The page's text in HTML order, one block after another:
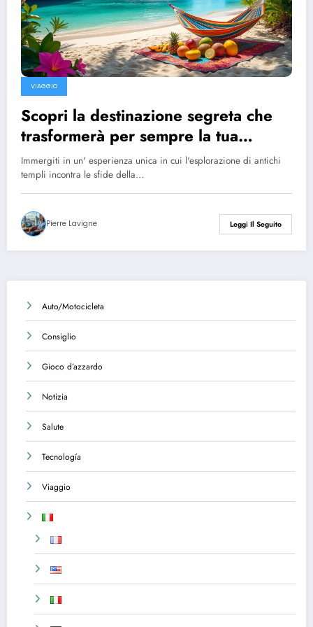
VIAGGIO
Scopri la destinazione segreta che
trasformerà per sempre la tua
vacanza!
Immergiti in un' esperienza unica in cui l'esplorazione di antichi
templi incontra le sfide della…
Pierre Lavigne Leggi Il Seguito
Auto/Motocicleta
Consiglio
Gioco d’azzardo
Notizia
Salute
Tecnología
Viaggio